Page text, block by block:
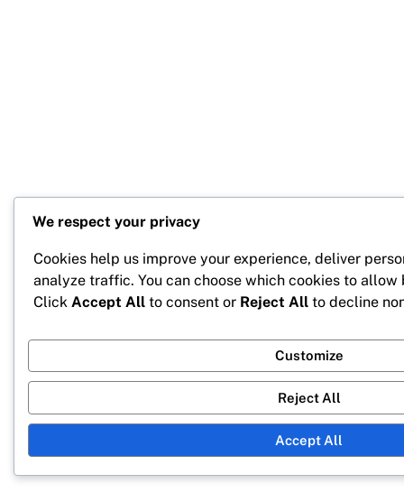
We respect your privacy
Cookies help us improve your experience, deliver
analyze traffic. You can choose which cookies to
Click Accept All to consent or Reject All to decline
Customize
Reject All
Accept All